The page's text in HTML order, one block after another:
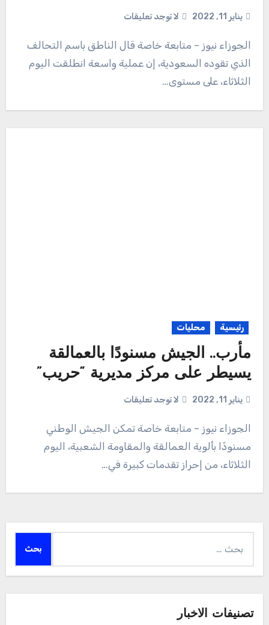
يناير 11, 2022 لا توجد تعليقات
الجوزاء نيوز – متابعة خاصة قال الناطق باسم التحالف
الذي تقوده السعودية، إن عملية واسعة انطلقت اليوم
الثلاثاء، على مستوى…
رئيسية محليات
مأرب.. الجيش مسنودًا بالعمالقة
يسيطر على مركز مديرية “حريب”
يناير 11, 2022 لا توجد تعليقات
الجوزاء نيوز – متابعة خاصة تمكن الجيش الوطني
مسنودًا بألوية العمالقة والمقاومة الشعبية، اليوم
الثلاثاء، من إحراز تقدمات كبيرة في…
عن:
تصنيفات الاخبار